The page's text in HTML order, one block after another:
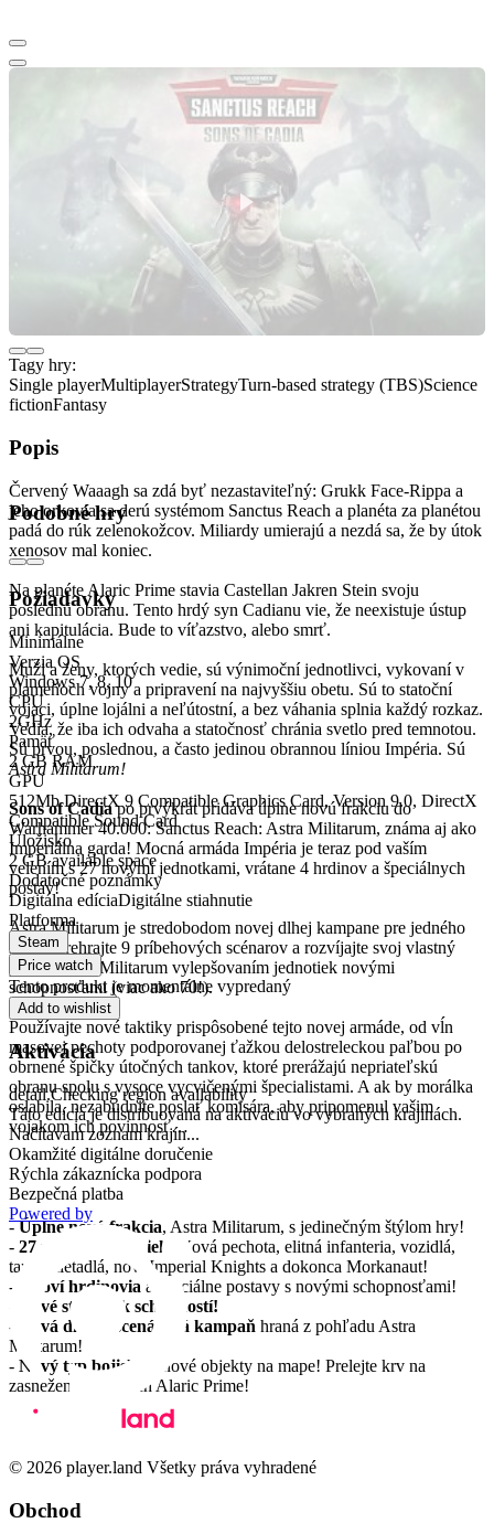
Tagy hry:
Single playerMultiplayerStrategyTurn-based strategy (TBS)Science
fictionFantasy
Popis
Červený Waaagh sa zdá byť nezastaviteľný: Grukk Face-Rippa a
jeho orkovia sa derú systémom Sanctus Reach a planéta za planétou
padá do rúk zelenokožcov. Miliardy umierajú a nezdá sa, že by útok
xenosov mal koniec.
Na planéte Alaric Prime stavia Castellan Jakren Stein svoju
poslednú obranu. Tento hrdý syn Cadianu vie, že neexistuje ústup
ani kapitulácia. Bude to víťazstvo, alebo smrť.
Muži a ženy, ktorých vedie, sú výnimoční jednotlivci, vykovaní v
plameňoch vojny a pripravení na najvyššiu obetu. Sú to statoční
vojaci, úplne lojálni a neľútostní, a bez váhania splnia každý rozkaz.
Vedia, že iba ich odvaha a statočnosť chránia svetlo pred temnotou.
Sú prvou, poslednou, a často jedinou obrannou líniou Impéria. Sú
Astra Militarum!
Sons of Cadiapo prvýkrát pridáva úplne novú frakciu do
Warhammer 40.000: Sanctus Reach: Astra Militarum, známa aj ako
Imperiálna garda! Mocná armáda Impéria je teraz pod vaším
velením s 27 novými jednotkami, vrátane 4 hrdinov a špeciálnych
postáv!
Astra Militarum je stredobodom novej dlhej kampane pre jedného
hráča. Prehrajte 9 príbehových scénarov a rozvíjajte svoj vlastný
prápor Astra Militarum vylepšovaním jednotiek novými
schopnosťami (viac ako 70!).
Používajte nové taktiky prispôsobené tejto novej armáde, od vĺn
masovej pechoty podporovanej ťažkou delostreleckou paľbou po
obrnené špičky útočných tankov, ktoré prerážajú nepriateľskú
obranu spolu s vysoce vycvičenými špecialistami. A ak by morálka
oslabila, nezabudnite poslať komisára, aby pripomenul vašim
vojakom ich povinnosť…
Funkcie
-Úplne nová frakcia, Astra Militarum, s jedinečným štýlom hry!
- 27 nových jednotiek
! Nová pechota, elitná infanteria, vozidlá,
tanky, lietadlá, noví Imperial Knights a dokonca Morkanaut!
-
4 noví hrdinovia a špeciálne postavy s novými schopnosťami!
Nové stromček schopností!
-
Nová dlhá 9-scenárová kampaň hraná z pohľadu Astra
Militarum!
- Nový typ bojiska
a nové objekty na mape! Prelejte krv na
zasnežených poliach Alaric Prime!
Podobné hry
Požiadavky
Minimálne
Verzia OS
Windows 7, 8, 10
CPU
2GHz
Pamäť
2 GB RAM
GPU
512Mb DirectX 9 Compatible Graphics Card, Version 9.0, DirectX
Compatible Sound Card
Úložisko
2 GB available space
Dodatočné poznámky
Digitálna edíciaDigitálne stiahnutie
Platforma
Steam
Price watch
Tento produkt je momentálne vypredaný
Add to wishlist
Aktivácia
detail.Checking region availability
Táto edícia je distribuovaná na aktiváciu vo vybraných krajinách.
Načítavam zoznam krajín...
Okamžité digitálne doručenie
Rýchla zákaznícka podpora
Bezpečná platba
Powered by
© 2026 player.land Všetky práva vyhradené
Obchod